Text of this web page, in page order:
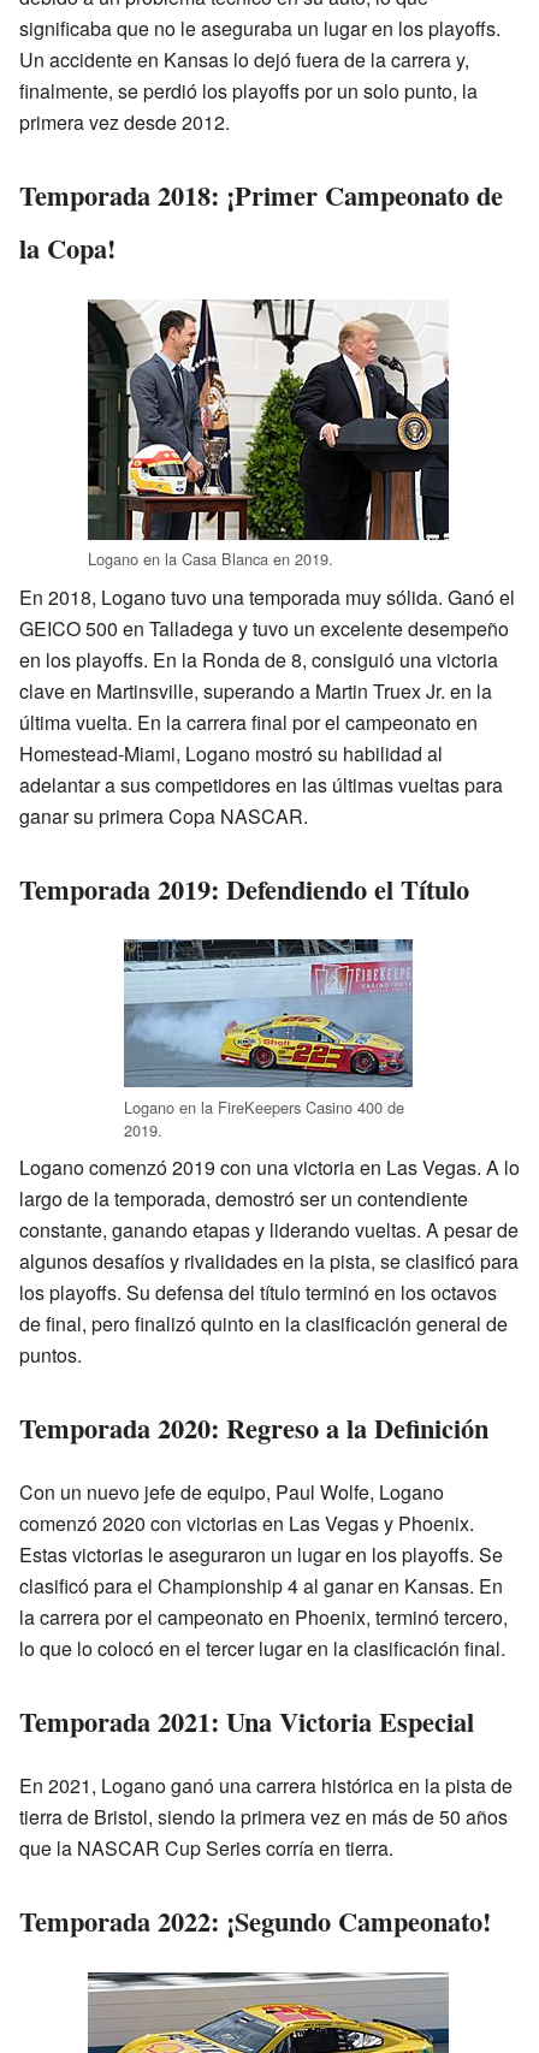
significaba que no le aseguraba un lugar en los playoffs.
Un accidente en Kansas lo dejó fuera de la carrera y,
finalmente, se perdió los playoffs por un solo punto, la
primera vez desde 2012.
Temporada 2018: ¡Primer Campeonato de
la Copa!
Logano en la Casa Blanca en 2019.
En 2018, Logano tuvo una temporada muy sólida. Ganó el
GEICO 500 en Talladega y tuvo un excelente desempeño
en los playoffs. En la Ronda de 8, consiguió una victoria
clave en Martinsville, superando a Martin Truex Jr. en la
última vuelta. En la carrera final por el campeonato en
Homestead-Miami, Logano mostró su habilidad al
adelantar a sus competidores en las últimas vueltas para
ganar su primera Copa NASCAR.
Temporada 2019: Defendiendo el Título
Logano en la FireKeepers Casino 400 de
2019.
Logano comenzó 2019 con una victoria en Las Vegas. A lo
largo de la temporada, demostró ser un contendiente
constante, ganando etapas y liderando vueltas. A pesar de
algunos desafíos y rivalidades en la pista, se clasificó para
los playoffs. Su defensa del título terminó en los octavos
de final, pero finalizó quinto en la clasificación general de
puntos.
Temporada 2020: Regreso a la Definición
Con un nuevo jefe de equipo, Paul Wolfe, Logano
comenzó 2020 con victorias en Las Vegas y Phoenix.
Estas victorias le aseguraron un lugar en los playoffs. Se
clasificó para el Championship 4 al ganar en Kansas. En
la carrera por el campeonato en Phoenix, terminó tercero,
lo que lo colocó en el tercer lugar en la clasificación final.
Temporada 2021: Una Victoria Especial
En 2021, Logano ganó una carrera histórica en la pista de
tierra de Bristol, siendo la primera vez en más de 50 años
que la NASCAR Cup Series corría en tierra.
Temporada 2022: ¡Segundo Campeonato!